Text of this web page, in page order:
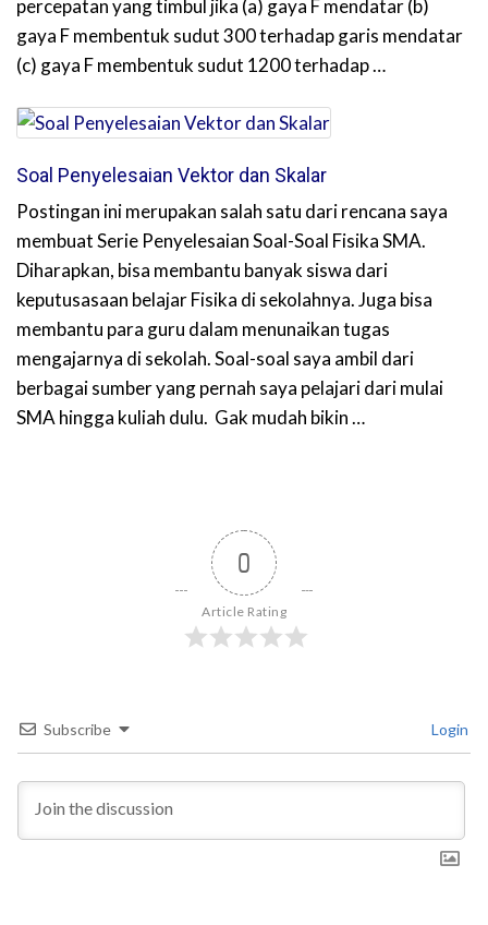
percepatan yang timbul jika (a) gaya F mendatar (b)
gaya F membentuk sudut 300 terhadap garis mendatar
(c) gaya F membentuk sudut 1200 terhadap …
Soal Penyelesaian Vektor dan Skalar
Postingan ini merupakan salah satu dari rencana saya
membuat Serie Penyelesaian Soal-Soal Fisika SMA.
Diharapkan, bisa membantu banyak siswa dari
keputusasaan belajar Fisika di sekolahnya. Juga bisa
membantu para guru dalam menunaikan tugas
mengajarnya di sekolah. Soal-soal saya ambil dari
berbagai sumber yang pernah saya pelajari dari mulai
SMA hingga kuliah dulu. Gak mudah bikin …
0
Article Rating
Subscribe Login